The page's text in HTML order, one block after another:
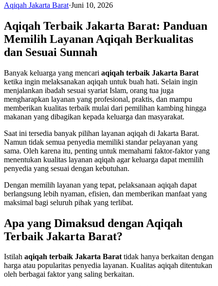
0823
6713
Aqiqah Jakarta Barat·Juni 10, 2026
Aqiqah Terbaik Jakarta Barat: Panduan
Memilih Layanan Aqiqah Berkualitas
dan Sesuai Sunnah
Banyak keluarga yang mencari aqiqah terbaik Jakarta Barat
ketika ingin melaksanakan aqiqah untuk buah hati. Selain ingin
menjalankan ibadah sesuai syariat Islam, orang tua juga
mengharapkan layanan yang profesional, praktis, dan mampu
memberikan kualitas terbaik mulai dari pemilihan kambing hingga
makanan yang dibagikan kepada keluarga dan masyarakat.
Saat ini tersedia banyak pilihan layanan aqiqah di Jakarta Barat.
Namun tidak semua penyedia memiliki standar pelayanan yang
sama. Oleh karena itu, penting untuk memahami faktor-faktor yang
menentukan kualitas layanan aqiqah agar keluarga dapat memilih
penyedia yang sesuai dengan kebutuhan.
Dengan memilih layanan yang tepat, pelaksanaan aqiqah dapat
berlangsung lebih nyaman, efisien, dan memberikan manfaat yang
maksimal bagi seluruh pihak yang terlibat.
Apa yang Dimaksud dengan Aqiqah
Terbaik Jakarta Barat?
Istilah aqiqah terbaik Jakarta Barattidak hanya berkaitan dengan
harga atau popularitas penyedia layanan. Kualitas aqiqah ditentukan
oleh berbagai faktor yang saling berkaitan.